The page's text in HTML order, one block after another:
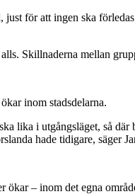
för att ingen ska
Skillnaderna mellan
inom stadsdelarna.
lika i utgångsläget, så
hade tidigare, säger
ökar – inom det egna